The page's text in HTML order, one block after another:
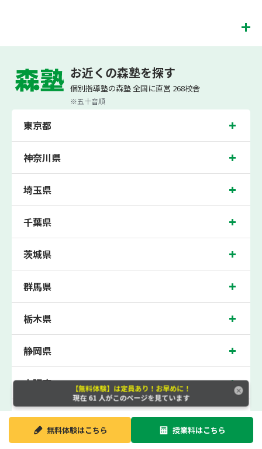
（算数・英語・国語）[個別]とDOJO[集団]、中学生は5科目（数学・英語・国語・
理科・社会）、高校生は7科目（数学・英語・国語[古典・現代文]・理科[物理・化
学・生物・地学]・地理歴史・公民・小論文）を提供しています。
また、個別指導塾「森塾」では「成績保証制度」を提供しており、高校生の入塾後
満でご入塾の場合、受講科目が1科目で+20点以上。60点以上でご入塾の場合、そ
上がらなければ、3学期目の対象科目授業料を全額免除し、1学期間無料で指導させ
ていただきます。＊定期テストの一科目あたりの満点数が100点でない地域では、
100点満点に換算した場合の上記 記載点数相当の内容を保証させていただきます。
校、阿倍野中学校、田辺中学校、昭和小学校の各中学校の生徒さん、東住吉高校、
西田辺近くの塾・個別指導塾。大阪市阿倍野区の小学生・中学生・高校生の成績ア
ップの塾・個別指導塾なら「森塾 西田辺校へ」。
御堂筋線西田辺駅徒歩1分に位置する塾・個別指導塾で、大阪府大阪市阿倍野区の
らもお通いいただいております。無料体験受付中です！
お近くの森塾を探す
個別指導塾の森塾 全国に直営 268校舎
※五十音順
東京都
神奈川県
埼玉県
千葉県
茨城県
群馬県
栃木県
静岡県
大阪府
新潟県
【無料体験】は定員あり！お早めに！
現在61 人がこのページを見ています
無料体験はこちら 授業料はこちら